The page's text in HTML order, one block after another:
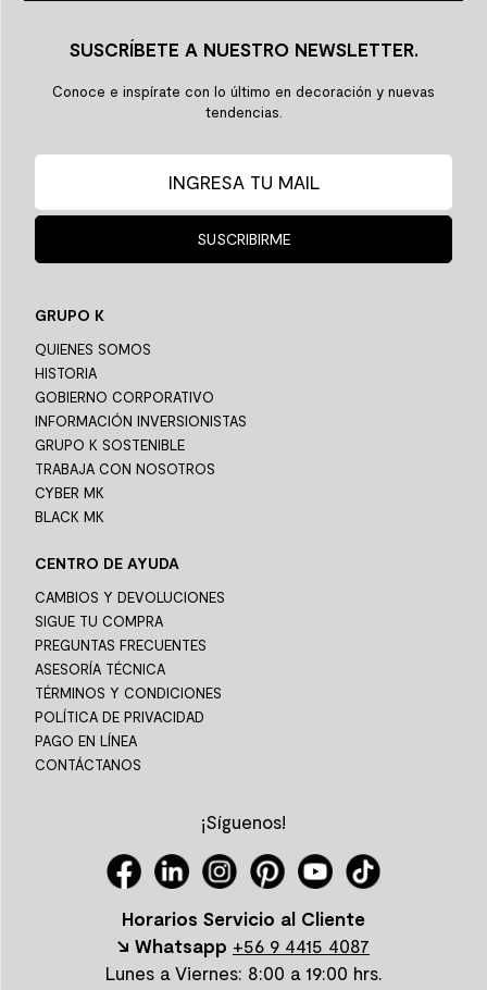
SUSCRÍBETE A NUESTRO NEWSLETTER.
Conoce e inspírate con lo último en decoración y nuevas
tendencias.
SUSCRIBIRME
GRUPO K
QUIENES SOMOS
HISTORIA
GOBIERNO CORPORATIVO
INFORMACIÓN INVERSIONISTAS
GRUPO K SOSTENIBLE
TRABAJA CON NOSOTROS
CYBER MK
BLACK MK
CENTRO DE AYUDA
CAMBIOS Y DEVOLUCIONES
SIGUE TU COMPRA
PREGUNTAS FRECUENTES
ASESORÍA TÉCNICA
TÉRMINOS Y CONDICIONES
POLÍTICA DE PRIVACIDAD
PAGO EN LÍNEA
CONTÁCTANOS
¡Síguenos!
Horarios Servicio al Cliente
↘ Whatsapp +56 9 4415 4087
Lunes a Viernes: 8:00 a 19:00 hrs.